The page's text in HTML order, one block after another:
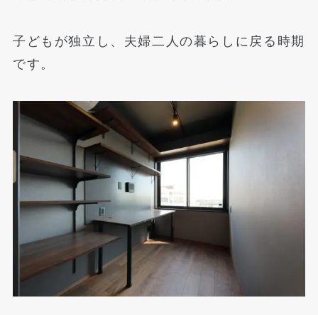
子どもが独立し、夫婦二人の暮らしに戻る時期
です。